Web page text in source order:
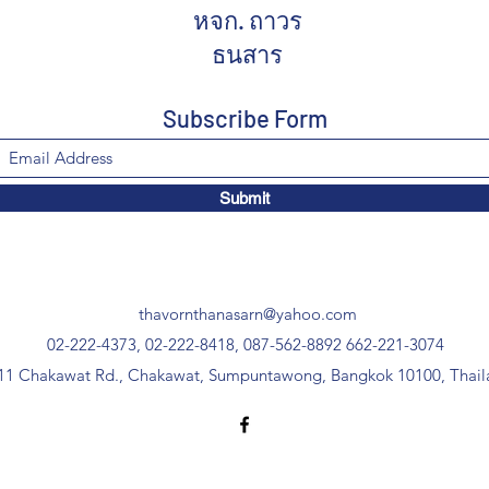
หจก. ถาวร
ธนสาร
Subscribe Form
Submit
thavornthanasarn@yahoo.com
02-222-4373, 02-222-8418, 087-562-8892 662-221-3074
Chakawat Rd., Chakawat, Sumpuntawong, Bangkok 10100,